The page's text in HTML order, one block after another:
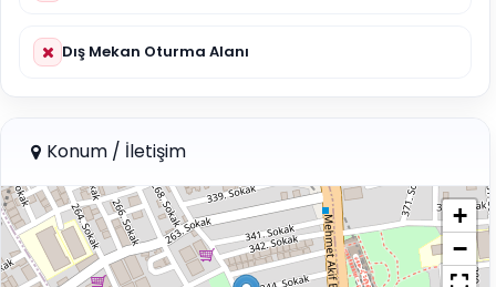
Dış Mekan Oturma Alanı
Konum / İletişim
+
−